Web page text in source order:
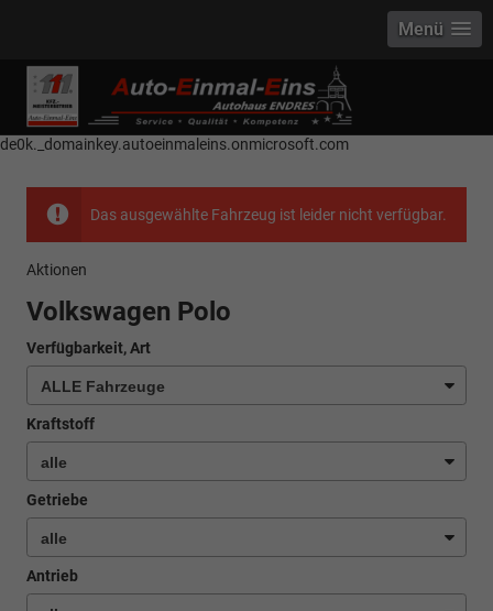
------------ Host Name : selector1._domainkey Points to address or value:
selector1-aee-de0k._domainkey.autoeinmaleins.onmicrosoft.com Host
Name : selector2._domainkey Points to address or value: selector2-aee-
de0k._domainkey.autoeinmaleins.onmicrosoft.com
Menü
Das ausgewählte Fahrzeug ist leider nicht verfügbar.
Aktionen
Volkswagen Polo
Verfügbarkeit, Art
Kraftstoff
Getriebe
Antrieb